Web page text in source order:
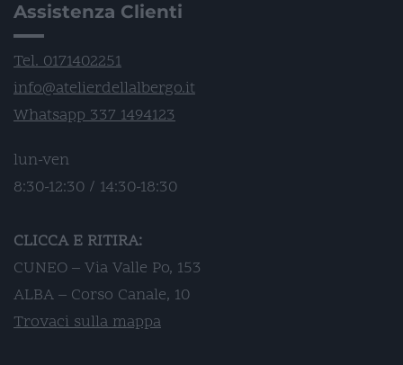
Assistenza Clienti
Tel. 0171402251
info@atelierdellalbergo.it
Whatsapp 337 1494123
lun-ven
8:30-12:30 / 14:30-18:30
CLICCA E RITIRA:
CUNEO – Via Valle Po, 153
ALBA – Corso Canale, 10
Trovaci sulla mappa